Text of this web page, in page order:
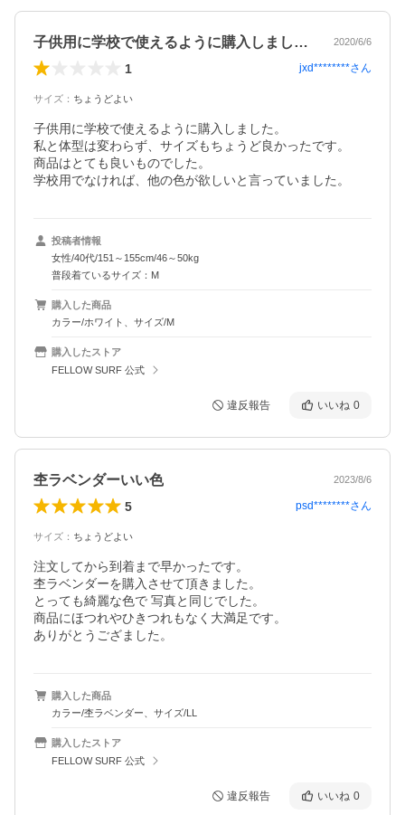
子供用に学校で使えるように購入しました… 2020/6/6
1 jxd********さん
サイズ ： ちょうどよい
子供用に学校で使えるように購入しました。
私と体型は変わらず、サイズもちょうど良かったです。
商品はとても良いものでした。
学校用でなければ、他の色が欲しいと言っていました。
投稿者情報
女性/40代/151～155cm/46～50kg
普段着ているサイズ：M
購入した商品
カラー/ホワイト、サイズ/M
購入したストア
FELLOW SURF 公式
違反報告 いいね 0
杢ラベンダーいい色 2023/8/6
5 psd********さん
サイズ ： ちょうどよい
注文してから到着まで早かったです。
杢ラベンダーを購入させて頂きました。
とっても綺麗な色で 写真と同じでした。
商品にほつれやひきつれもなく大満足です。
ありがとうござました。
購入した商品
カラー/杢ラベンダー、サイズ/LL
購入したストア
FELLOW SURF 公式
違反報告 いいね 0